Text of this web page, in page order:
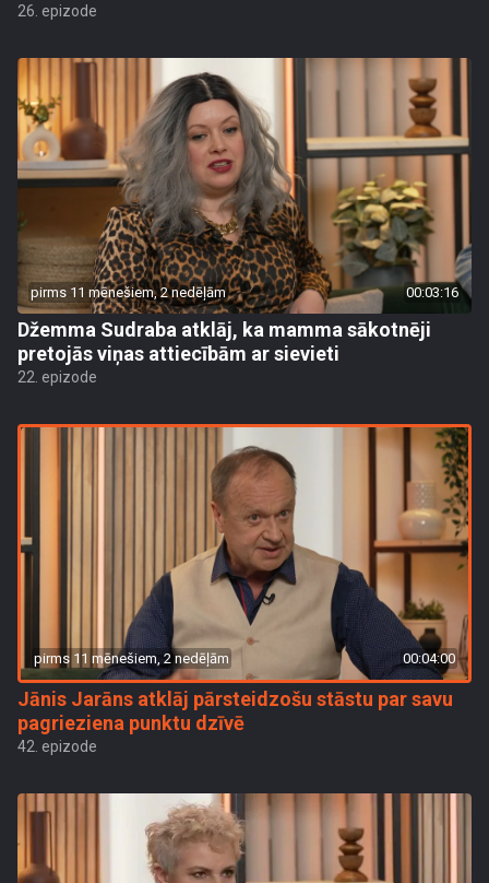
26. epizode
pirms 11 mēnešiem, 2 nedēļām 00:03:16
Džemma Sudraba atklāj, ka mamma sākotnēji
pretojās viņas attiecībām ar sievieti
22. epizode
pirms 11 mēnešiem, 2 nedēļām 00:04:00
Jānis Jarāns atklāj pārsteidzošu stāstu par savu
pagrieziena punktu dzīvē
42. epizode